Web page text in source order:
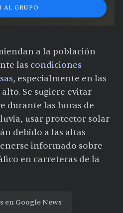
AL GRUPO
a la población
las condiciones
, especialmente en las
alto. Se sugiere evitar
durante las horas de
usar protector solar
debido a las altas
informado sobre
en carreteras de la
en Google News